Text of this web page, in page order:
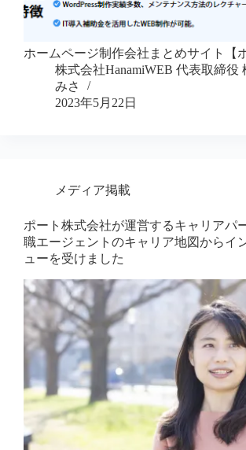
ホームページ制作会社まとめサイト【
株式会社HanamiWEB 代表取締役
みさ
2023年5月22日
メディア掲載
ポート株式会社が運営するキャリアパ
職エージェントのキャリア地図からイ
ューを受けました